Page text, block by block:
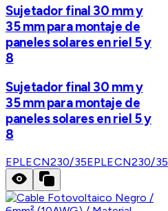
Sujetador final 30 mm y
35 mm para montaje de
paneles solares en riel 5 y
8
Sujetador final 30 mm y
35 mm para montaje de
paneles solares en riel 5 y
8
EPLECN230/35EPLECN230/35